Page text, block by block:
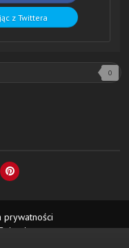
z Twittera
0
prywatności